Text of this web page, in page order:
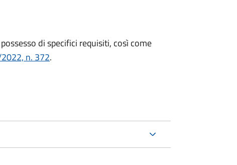
di specifici requisiti, così come
n. 372.